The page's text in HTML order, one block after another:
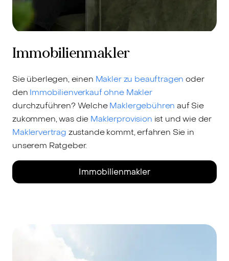
Immobilienmakler
Sie überlegen, einen Makler zu beauftragen oder
den Immobilienverkauf ohne Makler
durchzuführen? WelcheMaklergebühren auf Sie
zukommen, was die Maklerprovision ist und wie der
Maklervertrag zustande kommt, erfahren Sie in
unserem Ratgeber.
Immobilienmakler